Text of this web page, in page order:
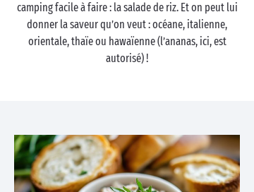
camping facile à faire : la salade de riz. Et on peut lui
donner la saveur qu’on veut : océane, italienne,
orientale, thaïe ou hawaïenne (l’ananas, ici, est
autorisé) !